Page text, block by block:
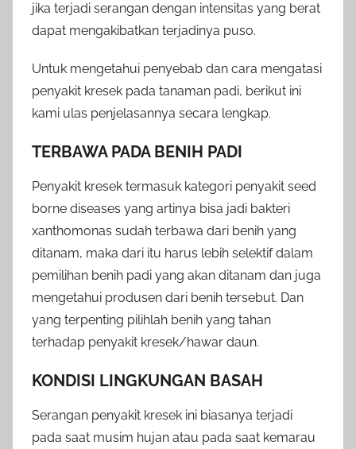
jika terjadi serangan dengan intensitas yang berat
dapat mengakibatkan terjadinya puso.
Untuk mengetahui penyebab dan cara mengatasi
penyakit kresek pada tanaman padi, berikut ini
kami ulas penjelasannya secara lengkap.
TERBAWA PADA BENIH PADI
Penyakit kresek termasuk kategori penyakit seed
borne diseases yang artinya bisa jadi bakteri
xanthomonas sudah terbawa dari benih yang
ditanam, maka dari itu harus lebih selektif dalam
pemilihan benih padi yang akan ditanam dan juga
mengetahui produsen dari benih tersebut. Dan
yang terpenting pilihlah benih yang tahan
terhadap penyakit kresek/hawar daun.
KONDISI LINGKUNGAN BASAH
Serangan penyakit kresek ini biasanya terjadi
pada saat musim hujan atau pada saat kemarau